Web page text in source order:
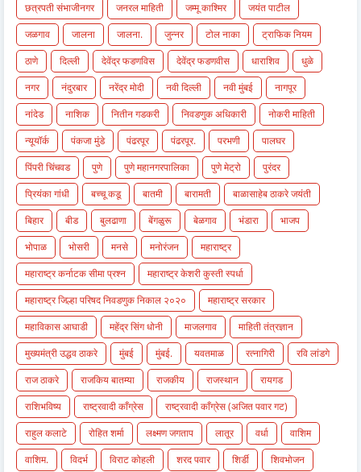
छत्रपती संभाजीनगर जनरल माहिती जम्मू काश्मिर
जयंत पाटील
जळगाव
जालना जालना. जुन्नर टोल नाका
ट्राफिक नियम
ठाणे
दिल्ली देवेंद्र फडणविस देवेंद्र फडणवीस धाराशिव
धुळे
नगर
नंदुरबार नरेंद्र मोदी नवी दिल्ली नवी मुंबई
नागपूर
नांदेड
नाशिक नितीन गडकरी निवडणुक अधिकारी
नोकरी माहिती
न्यूयॉर्क
पंकजा मुंडे पंढरपूर पंढरपूर. परभणी
पालघर
पिंपरी चिंचवड
पुणे पुणे महानगरपालिका पुणे मेट्रो
पुरंदर
प्रियंका गांधी
बच्चू कडू बातमी बारामती
बाळासाहेब ठाकरे जयंती
बिहार
बीड बुलढाणा बेंगळुरू बेळगाव भंडारा
भाजप
भोपाळ
भोसरी मनसे मनोरंजन
महाराष्ट्र
महाराष्ट्र कर्नाटक सीमा प्रश्न
महाराष्ट्र केशरी कुस्ती स्पर्धा
महाराष्ट्र जिल्हा परिषद निवडणुक निकाल २०२०
महाराष्ट्र सरकार
महाविकास आघाडी
महेंद्र सिंग धोनी माजलगाव
माहिती तंत्रज्ञान
मुख्यमंत्री उद्धव ठाकरे
मुंबई मुंबई. यवतमाळ रत्नागिरी
रवि लांडगे
राज ठाकरे
राजकिय बातम्या राजकीय राजस्थान
रायगड
राशिभविष्य
राष्ट्रवादी काँग्रेस
राष्ट्रवादी काँग्रेस (अजित पवार गट)
राहुल कलाटे
रोहित शर्मा लक्ष्मण जगताप लातूर वर्धा
वाशिम
वाशिम.
विदर्भ विराट कोहली शरद पवार शिर्डी
शिवभोजन